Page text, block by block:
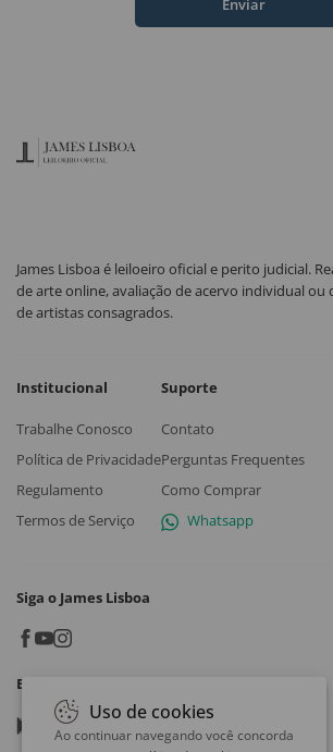
Enviar
James Lisboa é leiloeiro oficial e perito judicial.
de arte online, avaliação de acervo individual ou
de artistas consagrados.
Institucional
Trabalhe Conosco
Política de Privacidade
Regulamento
Termos de Serviço
Suporte
Contato
Perguntas Frequentes
Como Comprar
Whatsapp
Siga o James Lisboa
Baixe o App
Google play
Uso de cookies
Ao continuar navegando você concorda